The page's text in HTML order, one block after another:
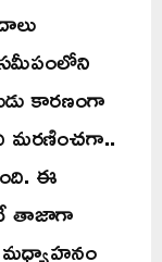
కారణంగా
మరణించగా..
ఈ
తాజాగా
మధ్యాహనం